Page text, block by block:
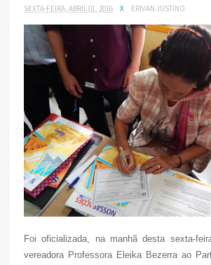
SEXTA-FEIRA, ABRIL 01, 2016 X ERIVAN JUSTINO
Foi oficializada, na manhã desta sexta-
vereadora Professora Eleika Bezerra ao